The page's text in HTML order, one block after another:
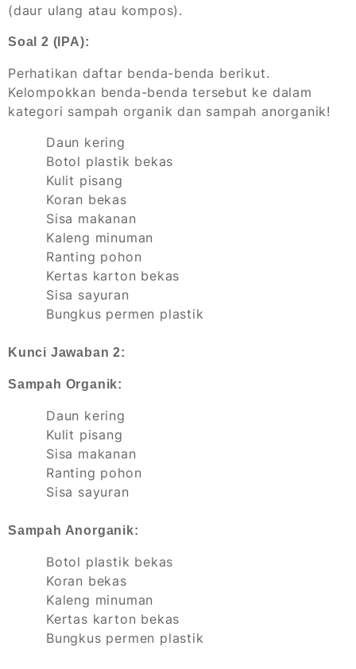
(daur ulang atau kompos).
Soal 2 (IPA):
Perhatikan daftar benda-benda berikut.
Kelompokkan benda-benda tersebut ke dalam
kategori sampah organik dan sampah anorganik!
Daun kering
Botol plastik bekas
Kulit pisang
Koran bekas
Sisa makanan
Kaleng minuman
Ranting pohon
Kertas karton bekas
Sisa sayuran
Bungkus permen plastik
Kunci Jawaban 2:
Sampah Organik:
Daun kering
Kulit pisang
Sisa makanan
Ranting pohon
Sisa sayuran
Sampah Anorganik:
Botol plastik bekas
Koran bekas
Kaleng minuman
Kertas karton bekas
Bungkus permen plastik